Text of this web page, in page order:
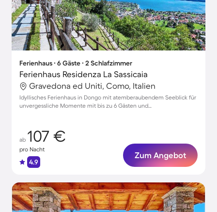
Ferienhaus ∙ 6 Gäste ∙ 2 Schlafzimmer
Ferienhaus Residenza La Sassicaia
Gravedona ed Uniti, Como, Italien
Idyllisches Ferienhaus in Dongo mit atemberaubendem Seeblick für
unvergessliche Momente mit bis zu 6 Gästen und
ab 107 €
pro Nacht
4.9
Zum Angebot